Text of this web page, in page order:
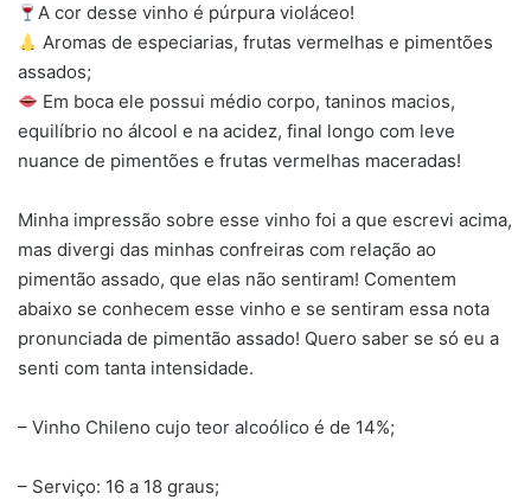
A cor desse vinho é púrpura violáceo!
Aromas de especiarias, frutas vermelhas e pimentões
assados;
Em boca ele possui médio corpo, taninos macios,
equilíbrio no álcool e na acidez, final longo com leve
nuance de pimentões e frutas vermelhas maceradas!
Minha impressão sobre esse vinho foi a que escrevi acima,
mas divergi das minhas confreiras com relação ao
pimentão assado, que elas não sentiram! Comentem
abaixo se conhecem esse vinho e se sentiram essa nota
pronunciada de pimentão assado! Quero saber se só eu a
senti com tanta intensidade.
– Vinho Chileno cujo teor alcoólico é de 14%;
– Serviço: 16 a 18 graus;